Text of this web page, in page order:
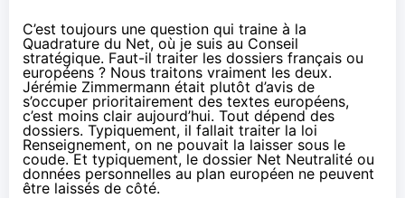
C’est toujours une question qui traine à la
Quadrature du Net, où je suis au Conseil
stratégique. Faut-il traiter les dossiers français ou
européens ? Nous traitons vraiment les deux.
Jérémie Zimmermann était plutôt d’avis de
s’occuper prioritairement des textes européens,
c’est moins clair aujourd’hui. Tout dépend des
dossiers. Typiquement, il fallait traiter la loi
Renseignement, on ne pouvait la laisser sous le
coude. Et typiquement, le dossier Net Neutralité ou
données personnelles au plan européen ne peuvent
être laissés de côté.